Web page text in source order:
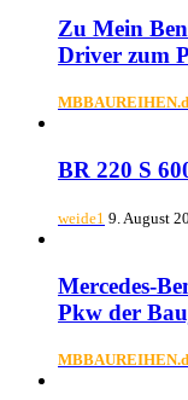
Zu Mein
Driver zum
BR 220 S
weide1 9. August
Mercedes-
Pkw der